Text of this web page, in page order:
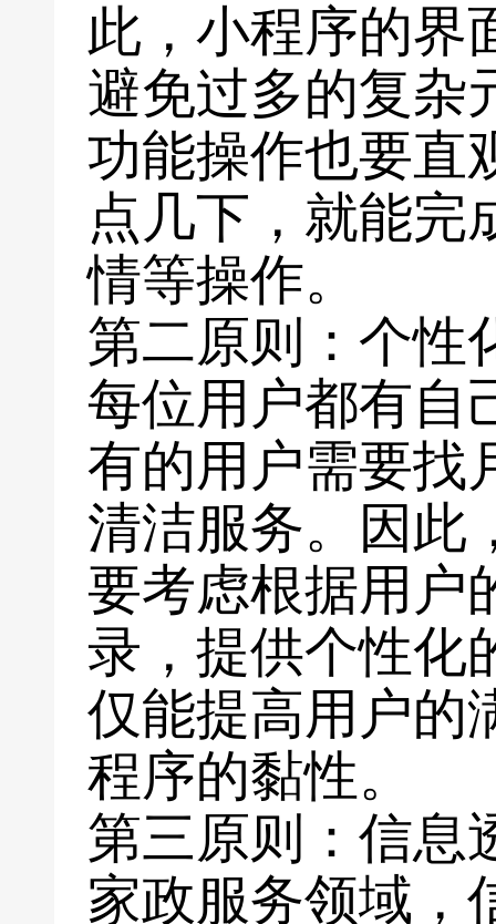
此，小程序的界
避免过多的复杂
功能操作也要直
点几下，就能完
情等操作。
第二原则：个性
每位用户都有自
有的用户需要找
清洁服务。因此
要考虑根据用户
录，提供个性化
仅能提高用户的
程序的黏性。
第三原则：信息
家政服务领域，